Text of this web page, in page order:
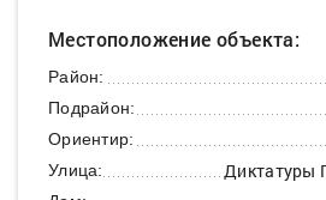
Местоположение объекта:
Район:
Подрайон:
Ориентир:
Улица: Диктатуры